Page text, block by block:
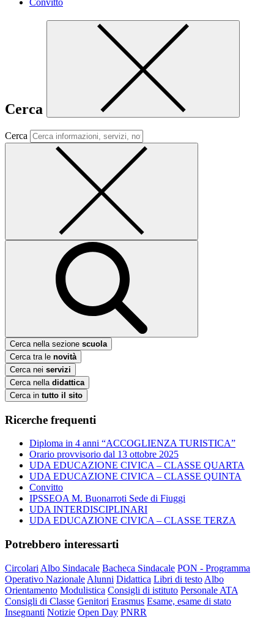
Convitto
Cerca
Cerca
Cerca nella sezione scuola
Cerca tra le novità
Cerca nei servizi
Cerca nella didattica
Cerca in tutto il sito
Ricerche frequenti
Diploma in 4 anni “ACCOGLIENZA TURISTICA”
Orario provvisorio dal 13 ottobre 2025
UDA EDUCAZIONE CIVICA – CLASSE QUARTA
UDA EDUCAZIONE CIVICA – CLASSE QUINTA
Convitto
IPSSEOA M. Buonarroti Sede di Fiuggi
UDA INTERDISCIPLINARI
UDA EDUCAZIONE CIVICA – CLASSE TERZA
Potrebbero interessarti
Circolari Albo Sindacale Bacheca Sindacale PON - Programma
Operativo Nazionale Alunni Didattica Libri di testo Albo
Orientamento Modulistica Consigli di istituto Personale ATA
Consigli di Classe Genitori Erasmus Esame, esame di stato
Insegnanti Notizie Open Day PNRR